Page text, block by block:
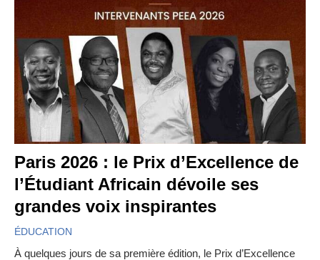
Paris 2026 : le Prix d’Excellence de
l’Étudiant Africain dévoile ses
grandes voix inspirantes
ÉDUCATION
À quelques jours de sa première édition, le Prix d’Excellence